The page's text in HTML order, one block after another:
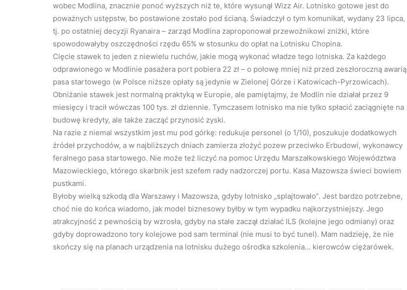
wobec Modlina, znacznie ponoć wyższych niż te, które wysunął Wizz Air. Lotnisko gotowe jest do
poważnych ustępstw, bo postawione zostało pod ścianą. Świadczył o tym komunikat, wydany 23 lipca,
tj. po ostatniej decyzji Ryanaira – zarząd Modlina zaproponował przewoźnikowi zniżki, które
spowodowałyby oszczędności rzędu 65% w stosunku do opłat na Lotnisku Chopina.
Cięcie stawek to jeden z niewielu ruchów, jakie mogą wykonać władze tego lotniska. Za każdego
odprawionego w Modlinie pasażera port pobiera 22 zł – o połowę mniej niż przed zeszłoroczną awarią
pasa startowego (w Polsce niższe opłaty są jedynie w Zielonej Górze i Katowicach-Pyrzowicach).
Obniżanie stawek jest normalną praktyką w Europie, ale pamiętajmy, że Modlin nie działał przez 9
miesięcy i tracił wówczas 100 tys. zł dziennie. Tymczasem lotnisko ma nie tylko spłacić zaciągnięte na
budowę kredyty, ale także zacząć przynosić zyski.
Na razie z niemal wszystkim jest mu pod górkę: redukuje personel (o 1/10), poszukuje dodatkowych
źródeł przychodów, a w najbliższych dniach zamierza złożyć pozew przeciwko Erbudowi, wykonawcy
feralnego pasa startowego. Nie może też liczyć na pomoc Urzędu Marszałkowskiego Województwa
Mazowieckiego, którego skarbnik jest szefem rady nadzorczej portu. Kasa Mazowsza świeci bowiem
pustkami.
Byłoby wielką szkodą dla Warszawy i Mazowsza, gdyby lotnisko „splajtowało”. Jest bardzo potrzebne,
choć nie do końca wiadomo, jak model biznesowy byłby w tym wypadku najkorzystniejszy. Jego
atrakcyjność z pewnością by wzrosła, gdyby na stałe zaczął działać ILS (kolejne jego odmiany) oraz
gdyby doprowadzono tory kolejowe pod sam terminal (nie musi to być tunel). Mam nadzieję, że nie
skończy się na planach urządzenia na lotnisku dużego ośrodka szkolenia… kierowców ciężarówek.